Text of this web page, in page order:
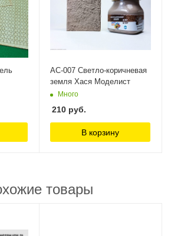
AC-007 Светло-коричневая
земля Хася Моделист
Много
210 руб.
В корзину
товары